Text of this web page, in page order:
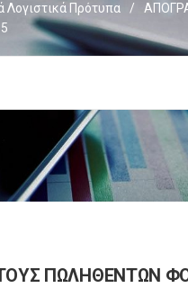
Λογιστικά Πρότυπα /
ΠΩΛΗΘΕΝΤΩΝ